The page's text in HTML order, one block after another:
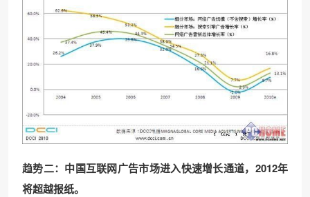
趋势二：中国互联网广告市场进入快速增长通道，2012年
将超越报纸。